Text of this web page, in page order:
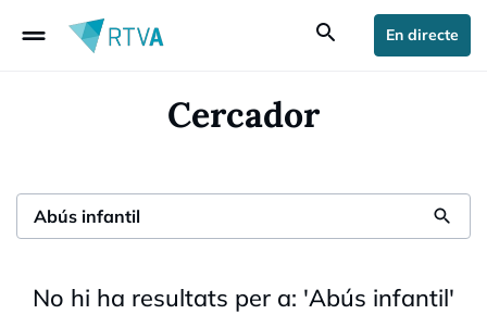
drag_handle search En directe
Cercador
search
No hi ha resultats per a: 'Abús infantil'